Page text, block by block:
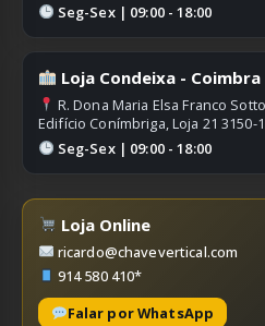
Seg-Sex | 09:00 - 18:00
Loja Condeixa - Coimbra
R. Dona Maria Elsa Franco
Edifício Conímbriga, Loja 21 3150-
Seg-Sex | 09:00 - 18:00
Loja Online
ricardo@chavevertical.com
914 580 410*
Falar por WhatsApp